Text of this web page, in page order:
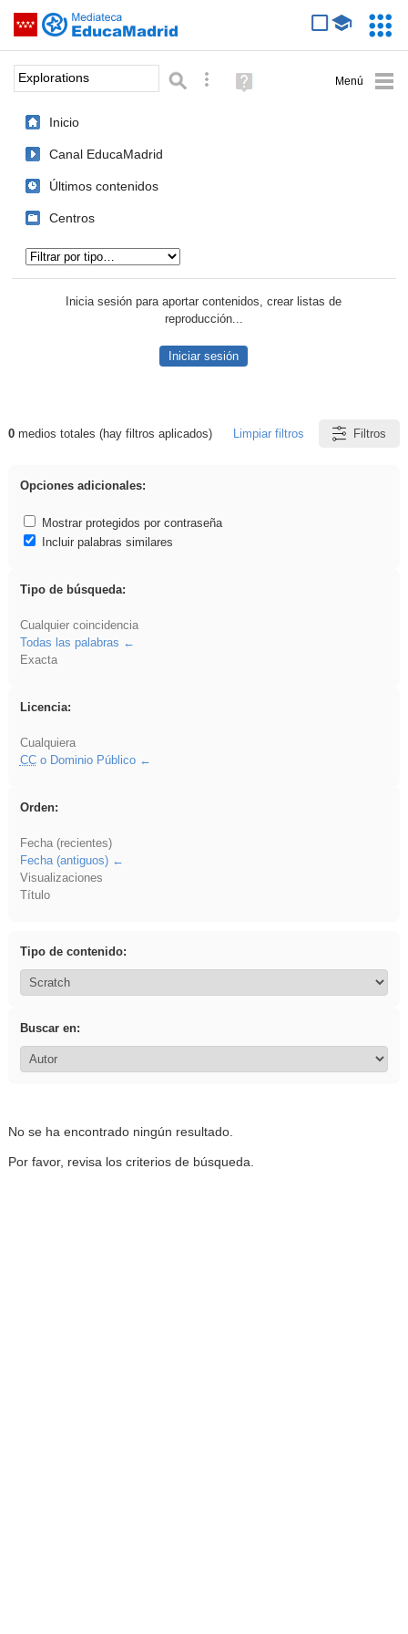
Saltar navegación
Palabra o frase: Búsqueda avanzada
Ayuda
(en
Inicio
Canal EducaMadrid
Últimos contenidos
Centros
Inicia sesión para aportar contenidos, crear listas de
reproducción...
Iniciar sesión
Resultados de: Explorations
0medios totales (hay filtros aplicados) Limpiar filtros Filtros
Opciones adicionales:
Mostrar protegidos por contraseña
Incluir palabras similares
Tipo de búsqueda:
Cualquier coincidencia
Todas las palabras
Exacta
Licencia:
Cualquiera
CCo Dominio Público
Orden:
Fecha (recientes)
Fecha (antiguos)
Visualizaciones
Título
Tipo de contenido:
Buscar en:
No se ha encontrado ningún resultado.
Por favor, revisa los criterios de búsqueda.